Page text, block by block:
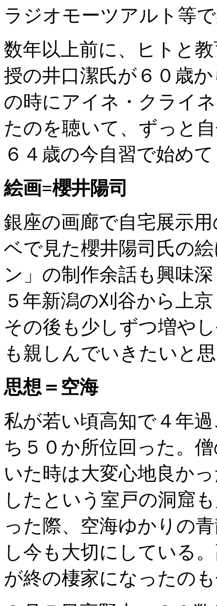
ラジオモーツアルト等
数年以上前に、ヒトと
授の井口潔氏が６０歳
の時にアイネ・クライ
たのを聴いて、ずっと
６４歳の今自習で始め
絵画=櫻井陽司
銀座の画廊で自宅展示
ベで見た櫻井陽司氏の
ン」の制作余話も興味
５年新潟の刈谷から上
その後も少しずつ増や
も親しんでいきたいと
思想＝空海
私が若い頃高知で４年
ち５０か所位回った。
いた時は大変心地良か
したという室戸の洞窟
った際、空海ゆかりの
し今も大切にしている
が終の棲家になったの